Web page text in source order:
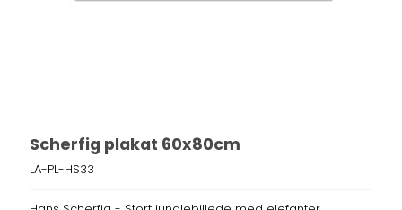
Scherfig plakat 60x80cm
LA-PL-HS33